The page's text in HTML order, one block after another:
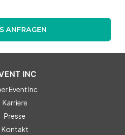
ANFRAGEN
INC
Event Inc
Karriere
Presse
Kontakt